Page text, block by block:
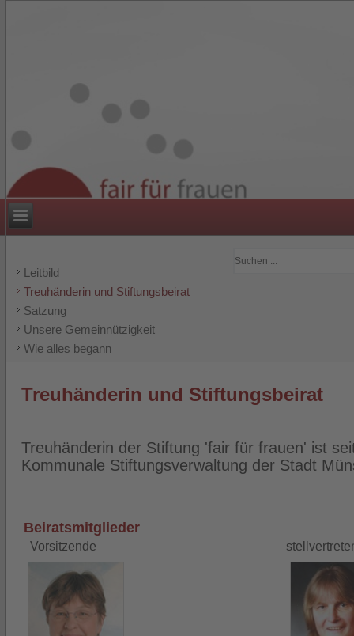
Leitbild
Treuhänderin und Stiftungsbeirat
Satzung
Unsere Gemeinnützigkeit
Wie alles begann
Treuhänderin und Stiftungsbeirat
Treuhänderin der Stiftung 'fair für frauen' ist
Kommunale Stiftungsverwaltung der Stadt
Beiratsmitglieder
Vorsitzende